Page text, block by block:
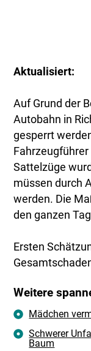
Aktualisiert:
Auf Grund der
Autobahn in
gesperrt
Sattelzüge
müssen durch
werden. Die
den ganzen
Ersten
Weitere
Mädchen
Schwerer
Baum